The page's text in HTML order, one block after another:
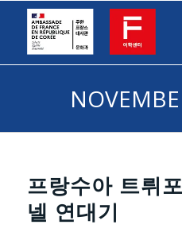
프랑수아 트뤼
넬 연대기